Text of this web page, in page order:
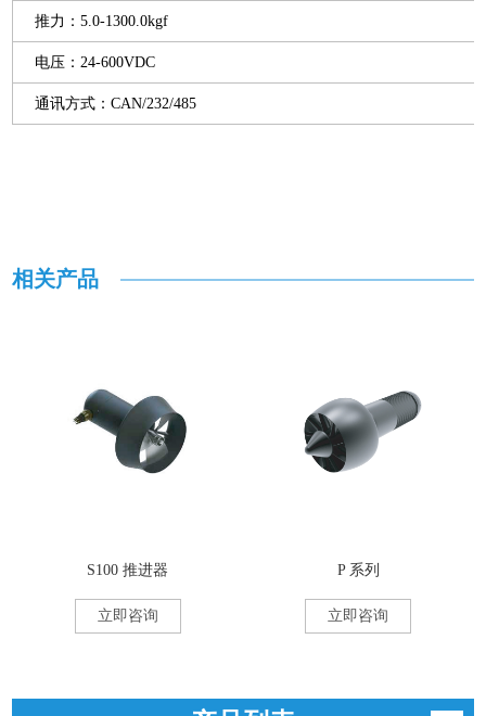
推力：5.0-1300.0kgf
电压：24-600VDC
通讯方式：CAN/232/485
相关产品
S100 推进器
立即咨询
P 系列
立即咨询